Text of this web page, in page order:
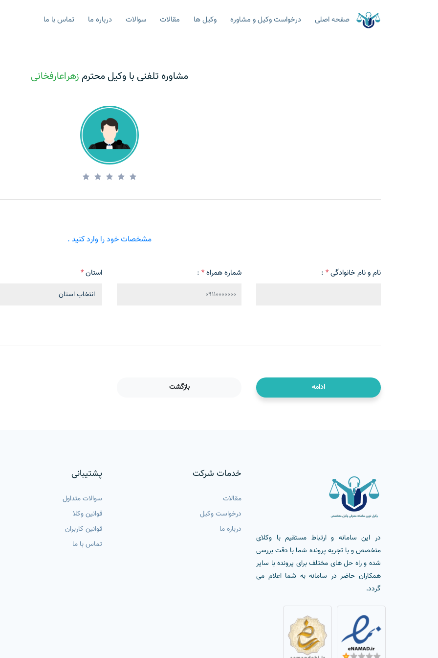
صفحه اصلی درخواست وکیل و مشاوره وکیل ها مقالات سوالات درباره ما تماس با ما
مشاوره تلفنی با وکیل محترم زهراعارفخانی
مشخصات خود را وارد کنید .
نام و نام خانوادگی*
: شماره همراه*
: استان*
ادامه بازگشت
در این سامانه و ارتباط مستقیم با وکلای
متخصص و با تجربه پرونده شما با دقت بررسی
شده و راه حل های مختلف برای پرونده با سایر
همکاران حاضر در سامانه به شما اعلام می
گردد.
خدمات شرکت
مقالات
درخواست وکیل
درباره ما
پشتیبانی
سوالات متداول
قوانین وکلا
قوانین کاربران
تماس با ما